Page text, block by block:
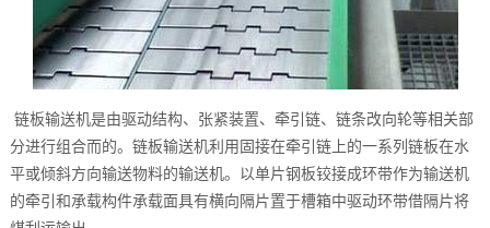
链板输送机是由驱动结构、张紧装置、牵引链、链条改向轮等相关部
分进行组合而的。链板输送机利用固接在牵引链上的一系列链板在水
平或倾斜方向输送物料的输送机。以单片钢板铰接成环带作为输送机
的牵引和承载构件承载面具有横向隔片置于槽箱中驱动环带借隔片将